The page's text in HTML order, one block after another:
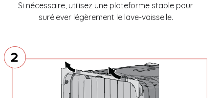
Si nécessaire, utilisez une plateforme stable pour
surélever légèrement le lave-vaisselle.